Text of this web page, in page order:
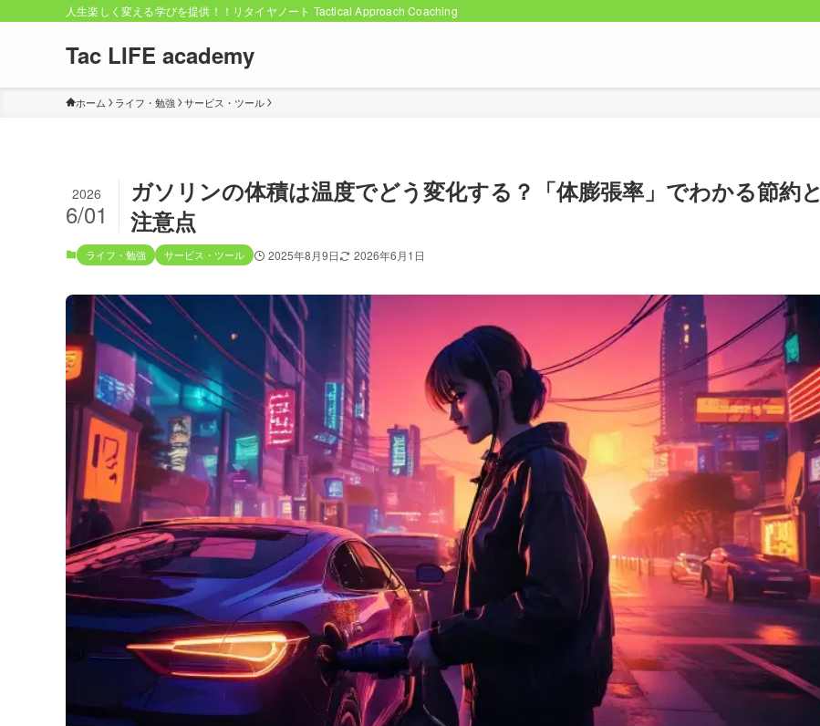
人生楽しく変える学びを提供！！リタイヤノート Tactical Approach Coaching
Tac LIFE academy
ホーム ライフ・勉強 サービス・ツール
ガソリンの体積は温度でどう変化する？「体膨張率」でわかる節約と
注意点
2026
6/01
ライフ・勉強 サービス・ツール 2025年8月9日 2026年6月1日